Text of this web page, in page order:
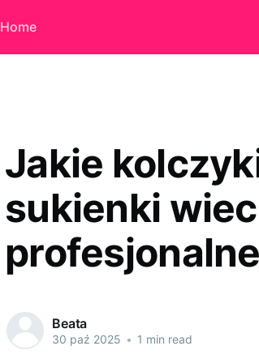
Home
Jakie
sukienki
Beata
30 paź 2025 • 1 min read